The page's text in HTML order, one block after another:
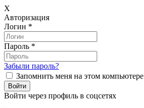
X
Авторизация
Логин *
Пароль *
Забыли пароль?
Запомнить меня на этом компьютере
Войти через профиль в соцсетях